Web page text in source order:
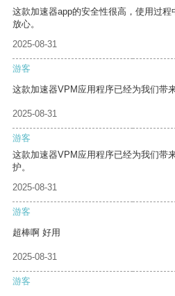
这款加速器app的安全性很高，使用过
放心。
2025-08-31
游客
这款加速器VPM应用程序已经为我们带
2025-08-31
游客
这款加速器VPM应用程序已经为我们带
护。
2025-08-31
游客
超棒啊 好用
2025-08-31
游客